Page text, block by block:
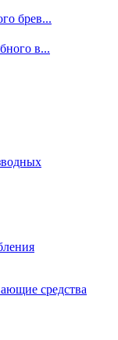
брев...
в...
средства